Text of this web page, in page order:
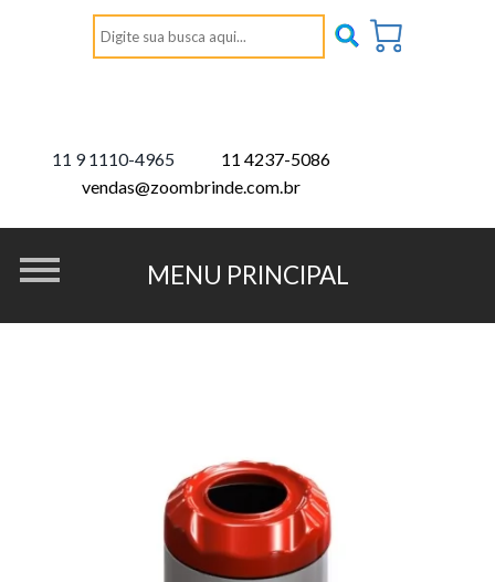
11 9 1110-4965
11 4237-5086
vendas@zoombrinde.com.br